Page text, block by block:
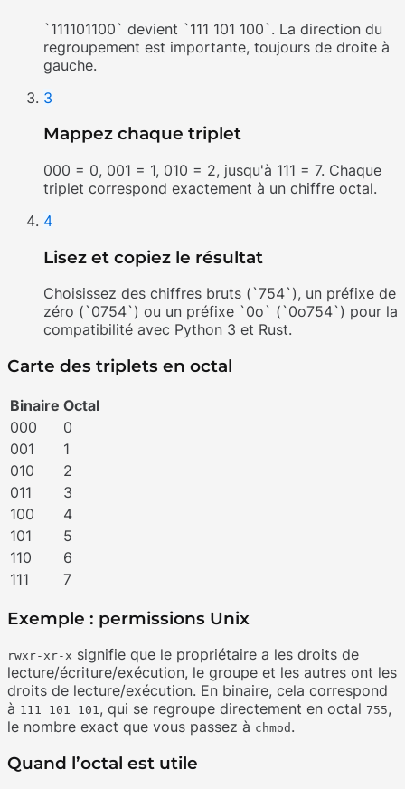
`111101100` devient `111 101 100`. La direction du
regroupement est importante, toujours de droite à
gauche.
3
Mappez chaque triplet
000 = 0, 001 = 1, 010 = 2, jusqu'à 111 = 7. Chaque
triplet correspond exactement à un chiffre octal.
4
Lisez et copiez le résultat
Choisissez des chiffres bruts (`754`), un préfixe de
zéro (`0754`) ou un préfixe `0o` (`0o754`) pour la
compatibilité avec Python 3 et Rust.
Carte des triplets en octal
Binaire Octal
000
0
001
1
010
2
011
3
100
4
101
5
110
6
111
7
Exemple : permissions Unix
rwxr-xr-x signifie que le propriétaire a les droits de
lecture/écriture/exécution, le groupe et les autres ont les
droits de lecture/exécution. En binaire, cela correspond
à 111 101 101, qui se regroupe directement en octal 755,
le nombre exact que vous passez à chmod .
Quand l’octal est utile